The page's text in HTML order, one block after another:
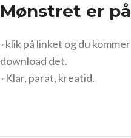
Mønstret er
◦ klik på linket og du
download det.
◦ Klar, parat, kreatid.